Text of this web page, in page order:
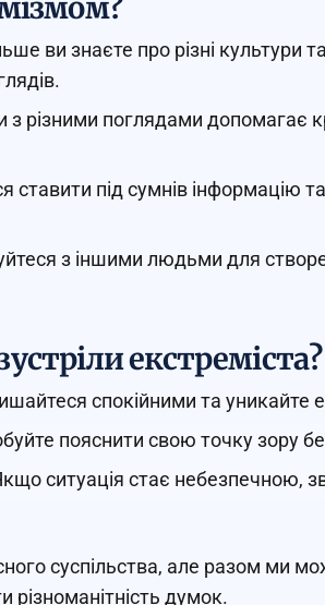
ви знаєте про різні культури
з різними поглядами допомагає
ставити під сумнів інформацію
з іншими людьми для
екстреміста?
спокійними та уникайте
пояснити свою точку зору
ситуація стає небезпечною,
суспільства, але разом ми
різноманітність думок.